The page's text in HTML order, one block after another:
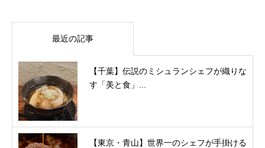
最近の記事
【千葉】伝説のミシュランシェフが織りな
す「美と食」...
【東京・青山】世界一のシェフが手掛ける